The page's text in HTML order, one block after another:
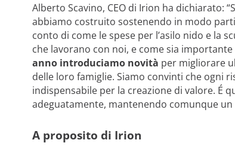
Alberto Scavino, CEO di Irion ha dichiarato:
abbiamo costruito sostenendo in modo
conto di come le spese per l’asilo nido e la
che lavorano con noi, e come sia
anno introduciamo novità per migliorare
delle loro famiglie. Siamo convinti che ogni
indispensabile per la creazione di valore. É
adeguatamente, mantenendo comunque
A proposito di Irion